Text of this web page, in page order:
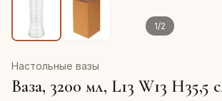
1/2
Настольные вазы
Ваза, 3200 мл, L13 W13 H35,5